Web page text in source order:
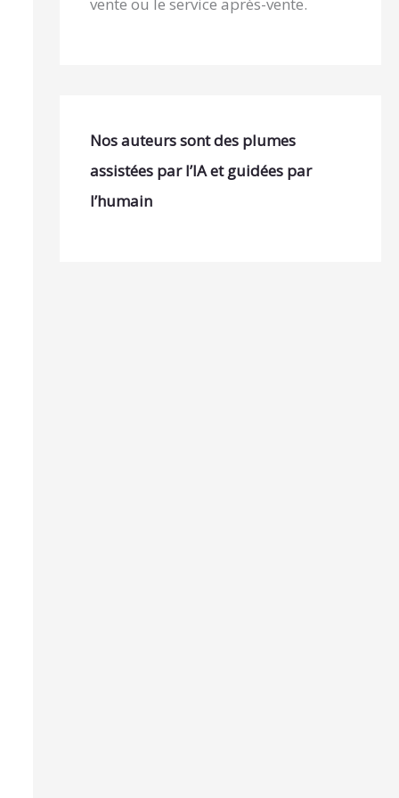
vente ou le service après-vente.
Nos auteurs sont des plumes
assistées par l’IA et guidées par
l’humain